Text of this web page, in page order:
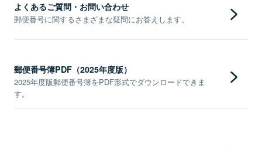
よくあるご質問・お問い合わせ
郵便番号に関するさまざまな疑問にお答えします。
郵便番号簿PDF（2025年度版）
2025年度版郵便番号簿をPDF形式でダウンロードできま
す。